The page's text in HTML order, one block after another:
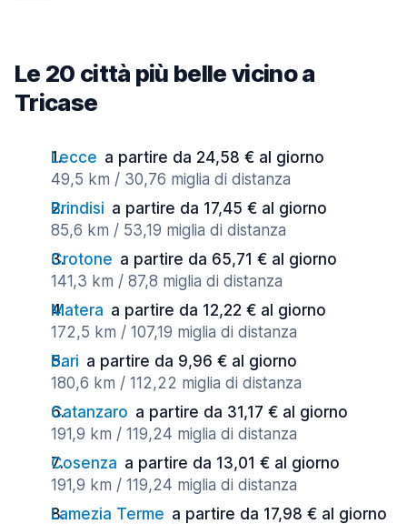
Le 20 città più belle vicino a
Tricase
Lecce a partire da 24,58 € al giorno
49,5 km / 30,76 miglia di distanza
Brindisi a partire da 17,45 € al giorno
85,6 km / 53,19 miglia di distanza
Crotone a partire da 65,71 € al giorno
141,3 km / 87,8 miglia di distanza
Matera a partire da 12,22 € al giorno
172,5 km / 107,19 miglia di distanza
Bari a partire da 9,96 € al giorno
180,6 km / 112,22 miglia di distanza
Catanzaro a partire da 31,17 € al giorno
191,9 km / 119,24 miglia di distanza
Cosenza a partire da 13,01 € al giorno
191,9 km / 119,24 miglia di distanza
Lamezia Terme a partire da 17,98 € al giorno